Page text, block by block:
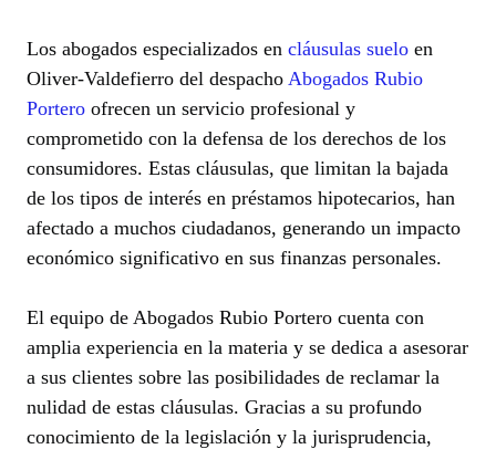
Los abogados especializados en cláusulas suelo en
Oliver-Valdefierro del despacho Abogados Rubio
Portero ofrecen un servicio profesional y
comprometido con la defensa de los derechos de los
consumidores. Estas cláusulas, que limitan la bajada
de los tipos de interés en préstamos hipotecarios, han
afectado a muchos ciudadanos, generando un impacto
económico significativo en sus finanzas personales.
El equipo de Abogados Rubio Portero cuenta con
amplia experiencia en la materia y se dedica a asesorar
a sus clientes sobre las posibilidades de reclamar la
nulidad de estas cláusulas. Gracias a su profundo
conocimiento de la legislación y la jurisprudencia,